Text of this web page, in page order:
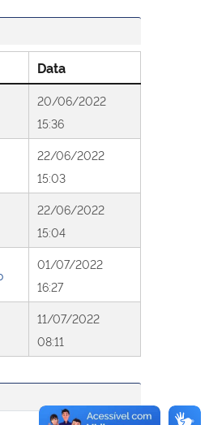
Data
20/06/2022
15:36
22/06/2022
15:03
22/06/2022
15:04
01/07/2022
16:27
11/07/2022
08:11